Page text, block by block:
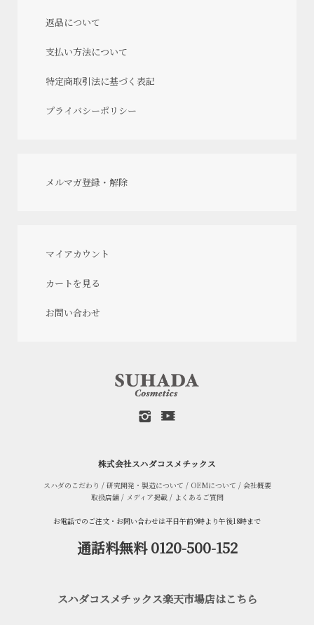
返品について
支払い方法について
特定商取引法に基づく表記
プライバシーポリシー
メルマガ登録・解除
マイアカウント
カートを見る
お問い合わせ
株式会社スハダコスメチックス
スハダのこだわり / 研究開発・製造について / OEMについて / 会社概要
取扱店舗/ メディア掲載/ よくあるご質問
お電話でのご注文・お問い合わせは平日午前9時より午後18時まで
通話料無料 0120-500-152
スハダコスメチックス楽天市場店はこちら